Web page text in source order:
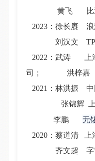
黄飞 比亚迪
2023：徐长赓
刘汉文 TP
2022：武涛 上
司； 洪梓嘉 上
2021：林洪振 中
张锦辉
李鹏 无
2020：蔡道清
齐文超 字节